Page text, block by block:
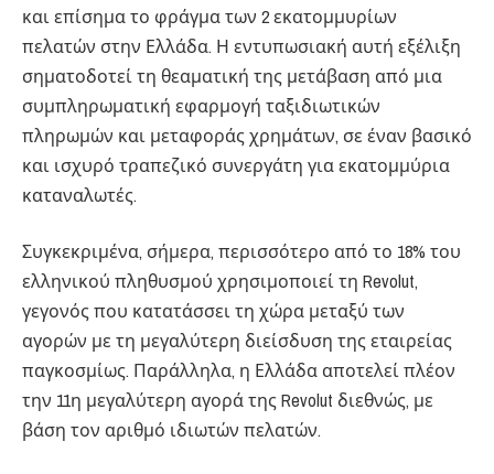
και επίσημα το φράγμα των 2 εκατομμυρίων
πελατών στην Ελλάδα. Η εντυπωσιακή αυτή εξέλιξη
σηματοδοτεί τη θεαματική της μετάβαση από μια
συμπληρωματική εφαρμογή ταξιδιωτικών
πληρωμών και μεταφοράς χρημάτων, σε έναν βασικό
και ισχυρό τραπεζικό συνεργάτη για εκατομμύρια
καταναλωτές.
Συγκεκριμένα, σήμερα, περισσότερο από το 18% του
ελληνικού πληθυσμού χρησιμοποιεί τη Revolut,
γεγονός που κατατάσσει τη χώρα μεταξύ των
αγορών με τη μεγαλύτερη διείσδυση της εταιρείας
παγκοσμίως. Παράλληλα, η Ελλάδα αποτελεί πλέον
την 11η μεγαλύτερη αγορά της Revolut διεθνώς, με
βάση τον αριθμό ιδιωτών πελατών.